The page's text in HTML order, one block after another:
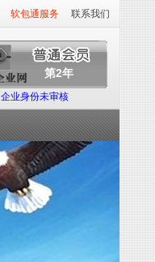
软包通服务 联系我们
第2年
企业身份未审核